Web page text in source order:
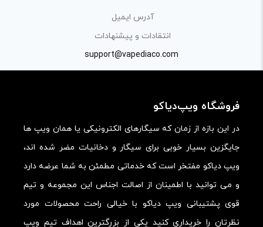
در نظر داشته باشید هدف نهایی از ارائه‌ی نظر درباره‌ی کالا
ارائه‌ی اطلاعات مشخص و دقیق برای راهنمایی سایر کاربران در
فرآیند خرید یک محصول توسط ایشان است.
راهنمایی در این بخش خودداری کرده و سوالات خود را در بخش
«پرسش و پاسخ» مطرح کنید.
امکانات و قابلیت ها:
ارزش خرید در برابر قیمت:
آدرس ایمیل
انتقادات و پیشنهادات
support@vapediaco.com
فروشگاه ویپ‌دیاکو
در این بازه از زمان که سیگارهای الکترونیکی یا همان ویپ ها
جایگزین بسیار خوبی برای سیگار و دخانیات مضر شده اند،
ویپ دیاکو مفتخر است که خدماتی مطمئن به شما عرضه دارد
و می توانید با اطمینان از اصالت اجناس این مجموعه و تیم
قوی پشتیبانی ویپ دیاکو با خیالی راحت محصولات مورد
نظرتان را خریداری کنید یکی از بزرگترین اهداف تیم ویپ